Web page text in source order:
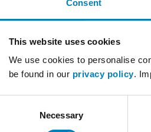
Consent
This website uses cookies
We use cookies to personalise
be found in our privacy policy.
Necessary
Zink
Magnesium
Chlorid
k.
Schwefel
k.
Phosphor